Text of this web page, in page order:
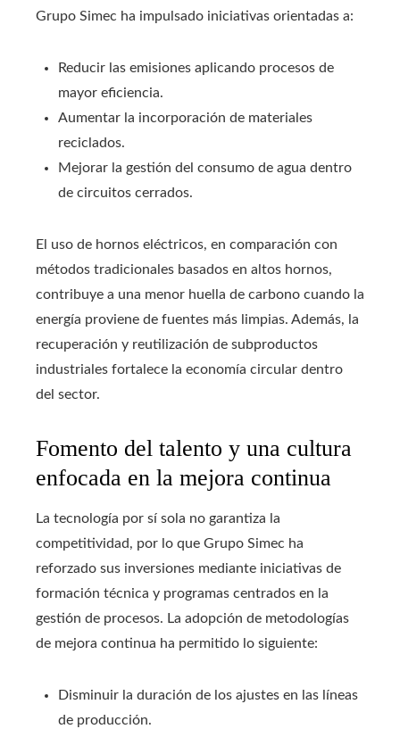
Grupo Simec ha impulsado iniciativas orientadas a:
Reducir las emisiones aplicando procesos de
mayor eficiencia.
Aumentar la incorporación de materiales
reciclados.
Mejorar la gestión del consumo de agua dentro
de circuitos cerrados.
El uso de hornos eléctricos, en comparación con
métodos tradicionales basados en altos hornos,
contribuye a una menor huella de carbono cuando la
energía proviene de fuentes más limpias. Además, la
recuperación y reutilización de subproductos
industriales fortalece la economía circular dentro
del sector.
Fomento del talento y una cultura
enfocada en la mejora continua
La tecnología por sí sola no garantiza la
competitividad, por lo que Grupo Simec ha
reforzado sus inversiones mediante iniciativas de
formación técnica y programas centrados en la
gestión de procesos. La adopción de metodologías
de mejora continua ha permitido lo siguiente:
Disminuir la duración de los ajustes en las líneas
de producción.